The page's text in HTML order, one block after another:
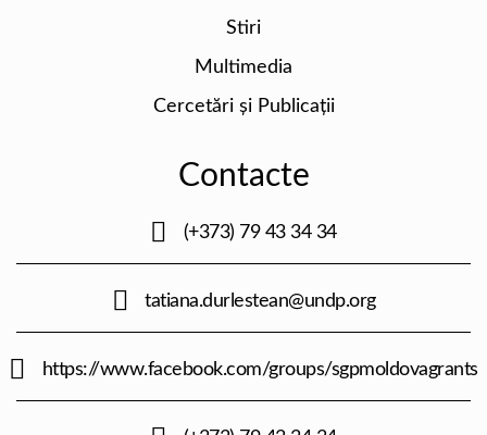
Stiri
Multimedia
Cercetări și Publicații
Contacte
(+373) 79 43 34 34
tatiana.durlestean@undp.org
https://www.facebook.com/groups/sgpmoldovagrants